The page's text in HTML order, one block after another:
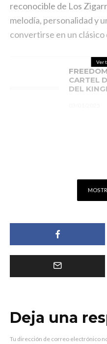
reconocible de Los
melodía, personalidad y
convertirse en un
Ver
CARTEL
DEL
Deja una
Tu dirección de correo electrónico